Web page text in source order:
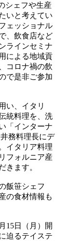
シェフや生産
いと考えてい
ェッショナル
、飲食店など
ラインセミナ
による地域貢
コロナ禍の飲
で是非ご参加
い、イタリ
統料理を、洗
「インターナ
務料理長にデ
イタリア料理
フォルニア産
きます。
飯笹シェフ
の食材情報も
15日（月）開
迫るテイステ